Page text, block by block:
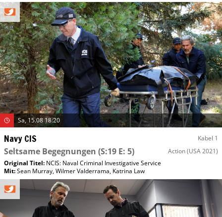
Sa, 15.08 18:20
Navy CIS Kabel 1
Seltsame Begegnungen (S:19 E: 5) Action(USA 2021)
Original Titel: NCIS: Naval Criminal Investigative Service
Mit:Sean Murray,Wilmer Valderrama, Katrina Law